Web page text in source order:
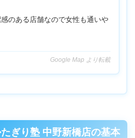
のある店舗なので女性も通いや
Google Map より転載
ぎり塾 中野新橋店の基本